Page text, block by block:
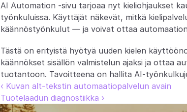
AI Automation -sivu tarjoaa nyt kieliohjaukset
työnkuluissa. Käyttäjät näkevät, mitkä
käännöstyönkulut — ja voivat ottaa
Tästä on erityistä hyötyä uuden kielen
käännökset sisällön valmistelun ajaksi ja ottaa
tuotantoon. Tavoitteena on hallita AI-
‹ Kuvan alt-tekstin automaatiopalvelun avain
Tuotelaadun diagnostiikka ›